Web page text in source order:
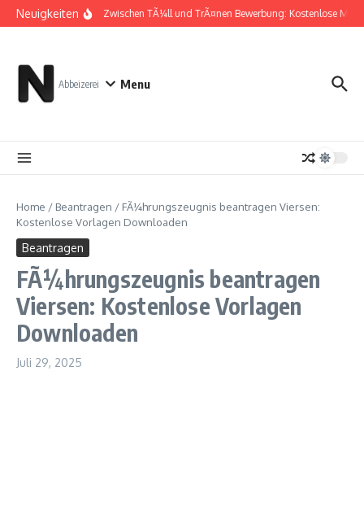
Zum Inhalt springen
Neuigkeiten Zwischen TÃ¼ll und TrÃ¤nen Bewerbung: Kostenlose
Abbeizerei Menu
Home / Beantragen / FÃ¼hrungszeugnis beantragen Viersen:
Kostenlose Vorlagen Downloaden
Beantragen
FÃ¼hrungszeugnis beantragen
Viersen: Kostenlose Vorlagen
Downloaden
Juli 29, 2025